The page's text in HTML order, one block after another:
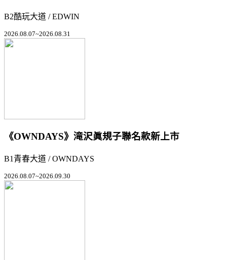
B2酷玩大道 / EDWIN
2026.08.07~2026.08.31
《OWNDAYS》滝沢眞規子聯名款新上市
B1青春大道 / OWNDAYS
2026.08.07~2026.09.30